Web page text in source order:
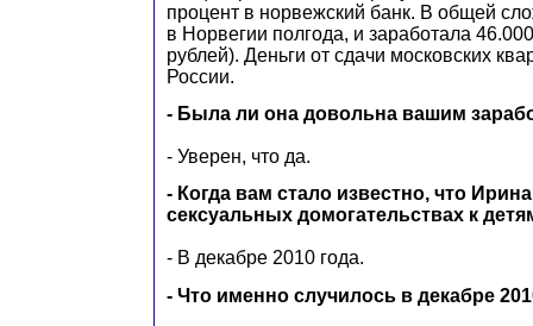
процент в норвежский банк. В общей
в Норвегии полгода, и заработала
рублей). Деньги от сдачи московских
России.
- Была ли она довольна вашим
- Уверен, что да.
- Когда вам стало известно, что
сексуальных домогательствах к
- В декабре 2010 года.
- Что именно случилось в декабре